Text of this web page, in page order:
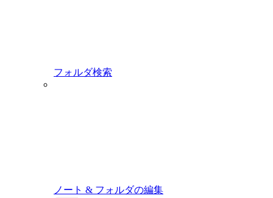
フォルダ検索
ノート & フォルダの編集